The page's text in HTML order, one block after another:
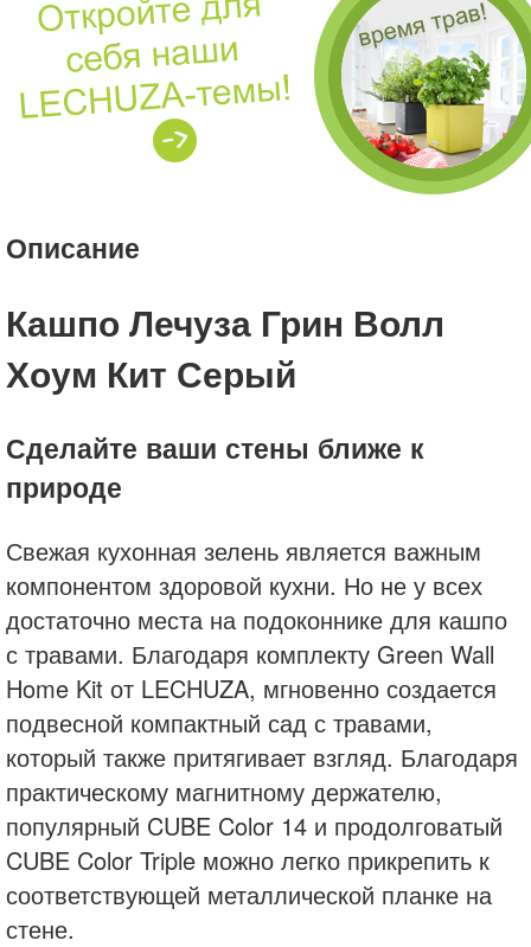
Описание
Кашпо Лечуза Грин Волл
Хоум Кит Серый
Сделайте ваши стены ближе к
природе
Свежая кухонная зелень является важным
компонентом здоровой кухни. Но не у всех
достаточно места на подоконнике для кашпо
с травами. Благодаря комплекту Green Wall
Home Kit от LECHUZA, мгновенно создается
подвесной компактный сад с травами,
который также притягивает взгляд. Благодаря
практическому магнитному держателю,
популярный CUBE Color 14 и продолговатый
CUBE Color Triple можно легко прикрепить к
соответствующей металлической планке на
стене.